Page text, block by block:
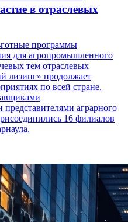
в отраслевых
программы
для агропромышленного
тем отраслевых
лизинг» продолжает
по всей стране,
представителями аграрного
16 филиалов